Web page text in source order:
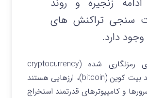
سنجی تراکنش های
وجود دارد.
بنابراین ارزهای رمزنگاری شده (cryptocurrency
هایی) به مانند بیت کوین (bitcoin)، ارزهایی هستند
و کامپیوترهای قدرتمند استخراج